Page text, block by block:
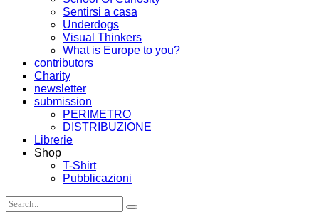
Sentirsi a casa
Underdogs
Visual Thinkers
What is Europe to you?
contributors
Charity
newsletter
submission
PERIMETRO
DISTRIBUZIONE
Librerie
Shop
T-Shirt
Pubblicazioni